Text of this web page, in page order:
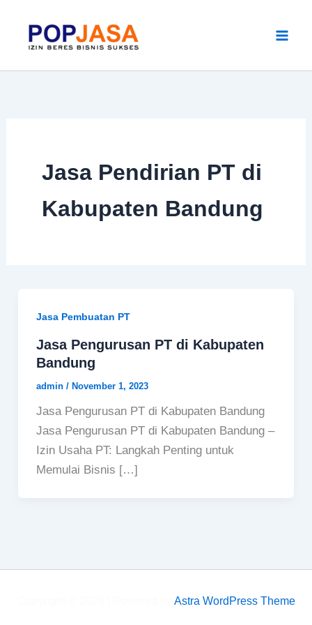
content
Jasa Pendirian PT di
Kabupaten Bandung
Jasa Pembuatan PT
Jasa Pengurusan PT di Kabupaten
Bandung
admin / November 1, 2023
Jasa Pengurusan PT di Kabupaten Bandung
Jasa Pengurusan PT di Kabupaten Bandung –
Izin Usaha PT: Langkah Penting untuk
Memulai Bisnis […]
Astra WordPress Theme